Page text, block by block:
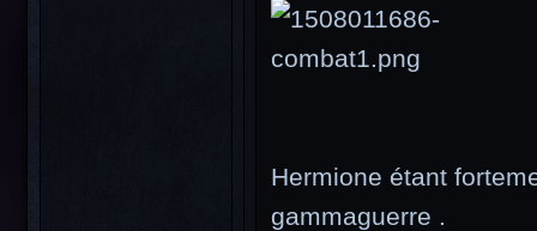
Hermione étant
gammaguerre .